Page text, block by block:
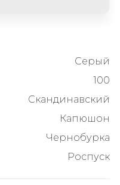
Серый
100
Скандинавский
Капюшон
Чернобурка
Роспуск